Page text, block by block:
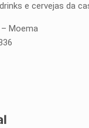
e cervejas da
– Moema